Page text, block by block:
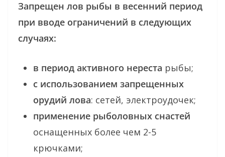
Запрещен лов рыбы в весенний период
при вводе ограничений в следующих
случаях:
в период активного нереста рыбы;
с использованием запрещенных
орудий лова: сетей, электроудочек;
применение рыболовных снастей
оснащенных более чем 2-5
крючками;